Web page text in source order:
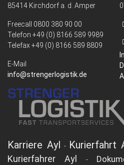
85414 Kirchdorf a. d. Amper
Freecall 0800 380 90 00
Telefon +49 (0) 8166 589 9989
Telefax +49 (0) 8166 589 8809
E-Mail
info@strengerlogistik.de
Karriere Ayl - Kurierfahrt
Kurierfahrer Ayl -